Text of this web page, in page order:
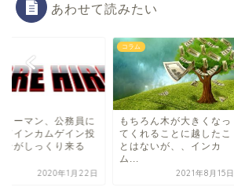
あわせて読みたい
リーマン、公務員に
てインカムゲイン投
そがしっくり来る
2020年1月22日
コラム
もちろん木が大きくなっ
てくれることに越したこ
とはないが、、インカ
ム...
2021年8月15日